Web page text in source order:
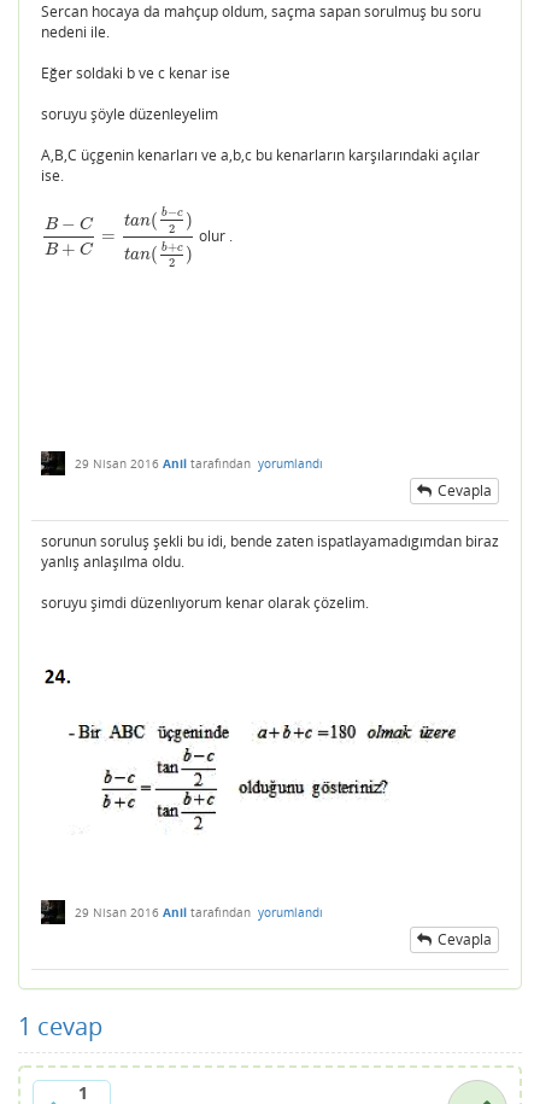
Sercan hocaya da mahçup oldum, saçma sapan sorulmuş bu soru
nedeni ile.
Eğer soldaki b ve c kenar ise
soruyu şöyle düzenleyelim
A,B,C üçgenin kenarları ve a,b,c bu kenarların karşılarındaki açılar
ise.
B − C
B + C
=
tan( b−c
2 )
tan( b+c
2 )
B−CB+C =ta n(b−c2)tan( b+c2 )
olur .
29 Nisan 2016 Anil tarafından yorumlandı
Cevapla
sorunun soruluş şekli bu idi, bende zaten ispatlayamadıgımdan biraz
yanlış anlaşılma oldu.
soruyu şimdi düzenlıyorum kenar olarak çözelim.
29 Nisan 2016 Anil tarafından yorumlandı
Cevapla
1 cevap
1